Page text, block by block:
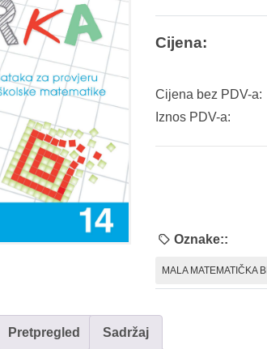
Cijena:
Cijena bez PDV-a:
Iznos PDV-a:
Oznake::
MALA MATEMATIČKA
Pretpregled Sadržaj